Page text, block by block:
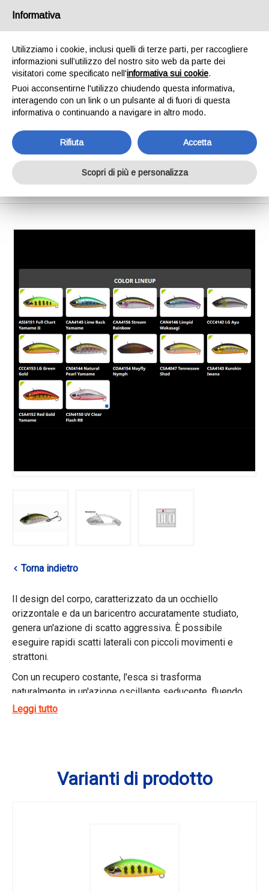
SPEDIAMO IN 24/48H - SPEDIZIONI GRATUITE
INVIA MESSAGGIO
Spearhead Ryuki DART 30S
Home Spearhead Ryuki DART 30S
Torna indietro
Il design del corpo, caratterizzato da un occhiello
orizzontale e da un baricentro accuratamente studiato,
genera un'azione di scatto aggressiva. È possibile
eseguire rapidi scatti laterali con piccoli movimenti e
strattoni.
Con un recupero costante, l'esca si trasforma
naturalmente in un'azione oscillante seducente, fluendo
armoniosamente con la corrente per stimolare le
pesca più ristrette.
Efficace sia per la pesca a fondo che per le presentazioni
Leggi tutto
Varianti di prodotto
Informativa
Utilizziamo i cookie, inclusi quelli di terze parti, per raccogliere
informazioni sull’utilizzo del nostro sito web da parte dei
visitatori come specificato nell'informativa sui cookie.
Puoi acconsentirne l'utilizzo chiudendo questa informativa,
interagendo con un link o un pulsante al di fuori di questa
informativa o continuando a navigare in altro modo.
Rifiuta Accetta
Scopri di più e personalizza